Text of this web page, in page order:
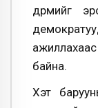
дүрмийг
байна.
Хэт